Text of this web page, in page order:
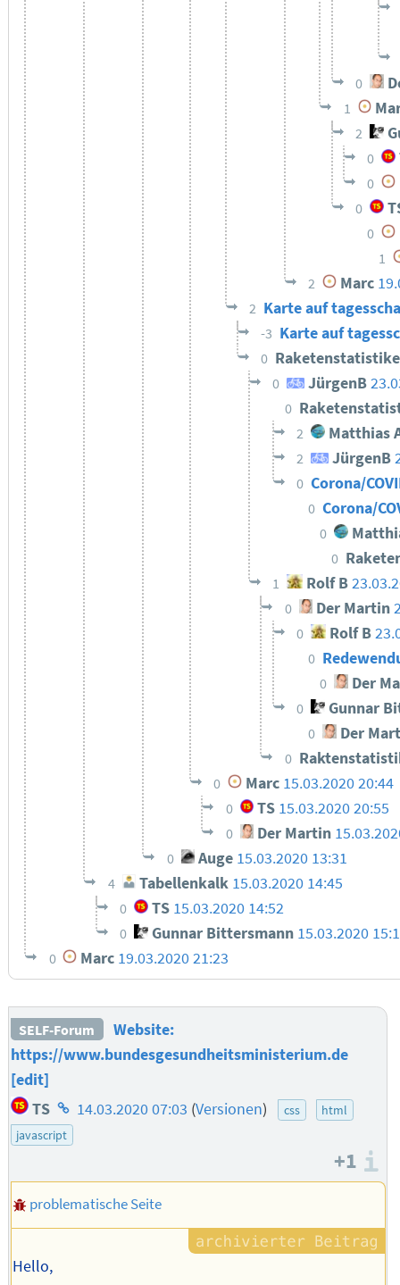
0
1
2
0
0
0
0
1
2
Marc
2 Karte auf
-3 Karte auf
0
0 JürgenB
0
2 Matthias
2 JürgenB
0 Corona/
0 Corona/
0
0
1 Rolf B
0 Der Martin
0 Rolf B
0
0 Der
0 Gunnar
0 Der
0
0 Marc 15.03.2020 20:44
0 TS 15.03.2020 20:55
0 Der Martin
0 Auge 15.03.2020 13:31
4 Tabellenkalk 15.03.2020 14:45
0 TS 15.03.2020 14:52
0 Gunnar Bittersmann 15.03.2020
0 Marc 19.03.2020 21:23
SELF-Forum
Website:
https://www.bundesgesundheitsministerium.de
[edit]
TS Homepage
des
14.03.2020 07:03 (Versionen) css
html
javascript
+1
problematische Seite
Hello,